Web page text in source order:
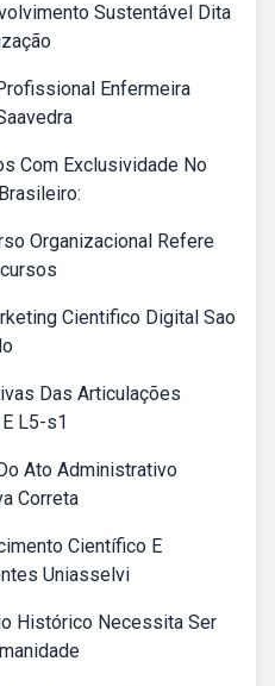
Sustentável Dita
Enfermeira
Com Exclusividade No
Organizacional Refere
Cientifico Digital Sao
Das Articulações
L5-s1
Ato Administrativo
Correta
Científico E
Uniasselvi
Histórico Necessita Ser